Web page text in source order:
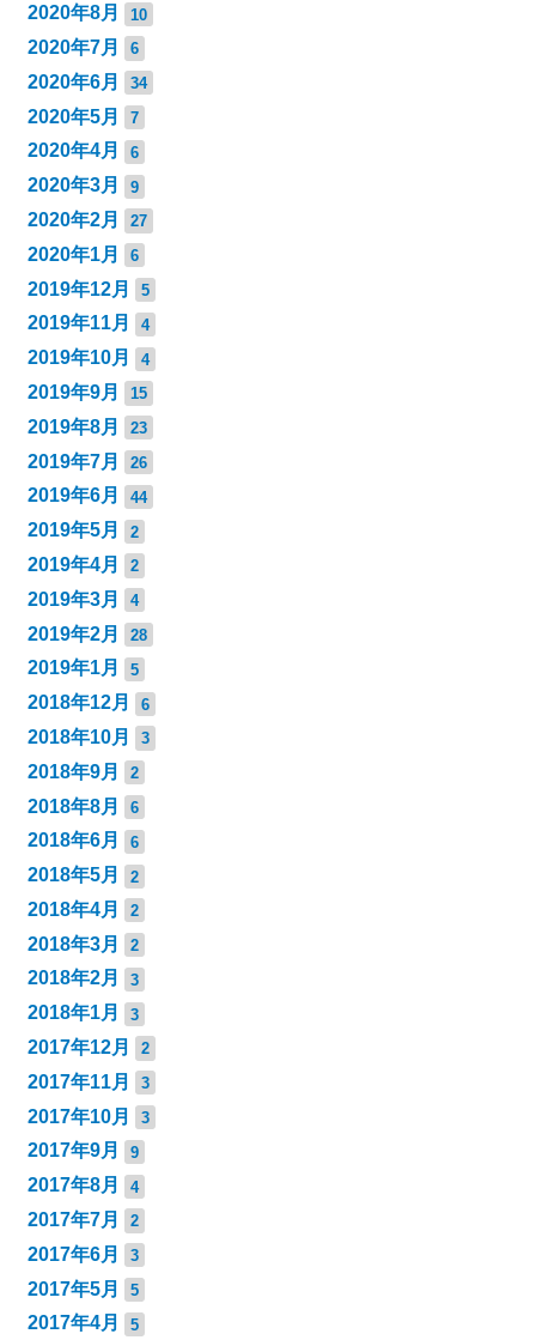
2020年8月 10
2020年7月 6
2020年6月 34
2020年5月 7
2020年4月 6
2020年3月 9
2020年2月 27
2020年1月 6
2019年12月 5
2019年11月 4
2019年10月 4
2019年9月 15
2019年8月 23
2019年7月 26
2019年6月 44
2019年5月 2
2019年4月 2
2019年3月 4
2019年2月 28
2019年1月 5
2018年12月 6
2018年10月 3
2018年9月 2
2018年8月 6
2018年6月 6
2018年5月 2
2018年4月 2
2018年3月 2
2018年2月 3
2018年1月 3
2017年12月 2
2017年11月 3
2017年10月 3
2017年9月 9
2017年8月 4
2017年7月 2
2017年6月 3
2017年5月 5
2017年4月 5